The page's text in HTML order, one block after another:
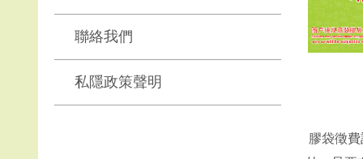
聯絡我們
私隱政策聲明
膠袋徵